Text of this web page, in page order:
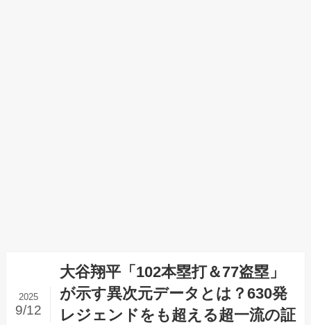
大谷翔平「102本塁打＆77盗塁」
が示す異次元データとは？630発
レジェンドをも超える超一流の証
2025
9/12